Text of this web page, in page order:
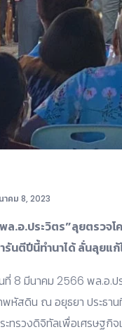
าคม 8, 2023
ล.อ.ประวิตร”ลุยตรวจโ
รันตีปีนี้ทำนาได้ ลั่นลุยแ
ที่ 8 มีนาคม 2566 พล.อ.
พหัสดิน ณ อยุธยา ประธา
ะทรวงดิจิทัลเพื่อเศรษฐกิ